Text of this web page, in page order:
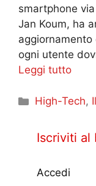
smartphone
Jan Koum, ha
ogni utente
Leggi tutto
Categorie
High-Tech,
Iscriviti al
Accedi